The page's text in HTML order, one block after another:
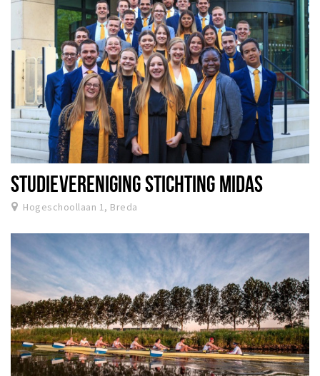
STUDIEVERENIGING STICHTING MIDAS
Hogeschoollaan 1, Breda